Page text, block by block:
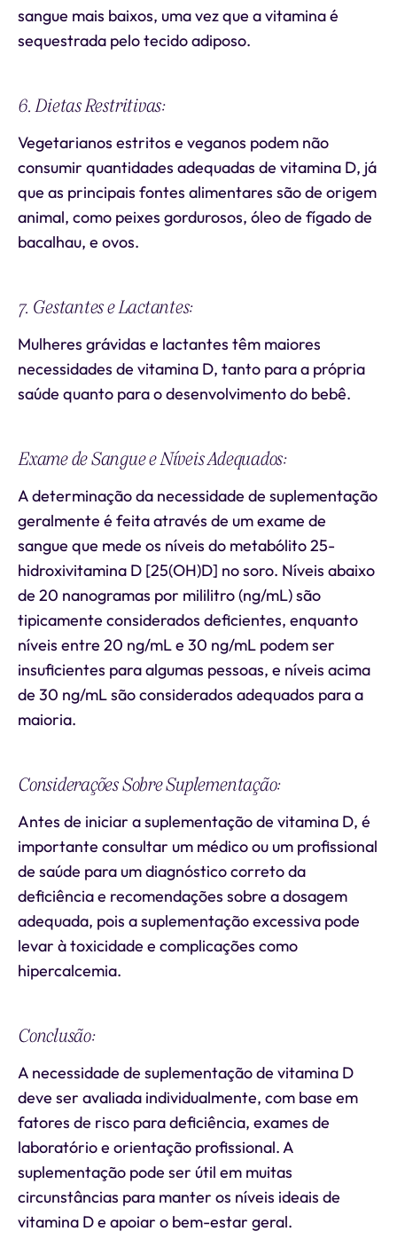
sangue mais baixos, uma vez que a vitamina é
sequestrada pelo tecido adiposo.
6. Dietas Restritivas:
Vegetarianos estritos e veganos podem não
consumir quantidades adequadas de vitamina D, já
que as principais fontes alimentares são de origem
animal, como peixes gordurosos, óleo de fígado de
bacalhau, e ovos.
7. Gestantes e Lactantes:
Mulheres grávidas e lactantes têm maiores
necessidades de vitamina D, tanto para a própria
saúde quanto para o desenvolvimento do bebê.
Exame de Sangue e Níveis Adequados:
A determinação da necessidade de suplementação
geralmente é feita através de um exame de
sangue que mede os níveis do metabólito 25-
hidroxivitamina D [25(OH)D] no soro. Níveis abaixo
de 20 nanogramas por mililitro (ng/mL) são
tipicamente considerados deficientes, enquanto
níveis entre 20 ng/mL e 30 ng/mL podem ser
insuficientes para algumas pessoas, e níveis acima
de 30 ng/mL são considerados adequados para a
maioria.
Considerações Sobre Suplementação:
Antes de iniciar a suplementação de vitamina D, é
importante consultar um médico ou um profissional
de saúde para um diagnóstico correto da
deficiência e recomendações sobre a dosagem
adequada, pois a suplementação excessiva pode
levar à toxicidade e complicações como
hipercalcemia.
Conclusão:
A necessidade de suplementação de vitamina D
deve ser avaliada individualmente, com base em
fatores de risco para deficiência, exames de
laboratório e orientação profissional. A
suplementação pode ser útil em muitas
circunstâncias para manter os níveis ideais de
vitamina D e apoiar o bem-estar geral.